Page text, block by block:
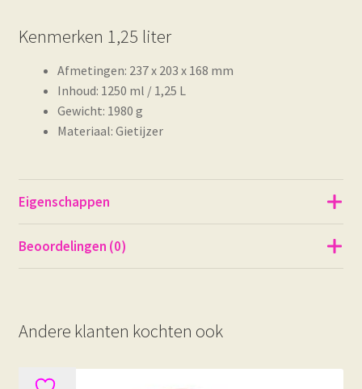
Kenmerken 1,25 liter
Afmetingen: 237 x 203 x 168 mm
Inhoud: 1250 ml / 1,25 L
Gewicht: 1980 g
Materiaal: Gietijzer
Eigenschappen
Beoordelingen (0)
Andere klanten kochten ook